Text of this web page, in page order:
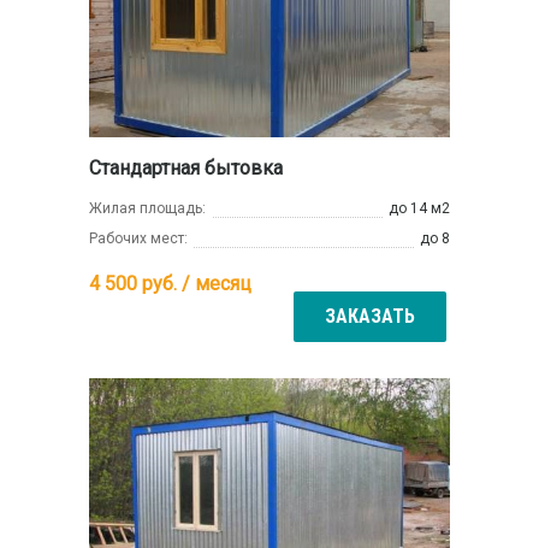
Стандартная бытовка
Жилая площадь:
до 14 м2
Рабочих мест:
до 8
4 500 руб. / месяц
ЗАКАЗАТЬ